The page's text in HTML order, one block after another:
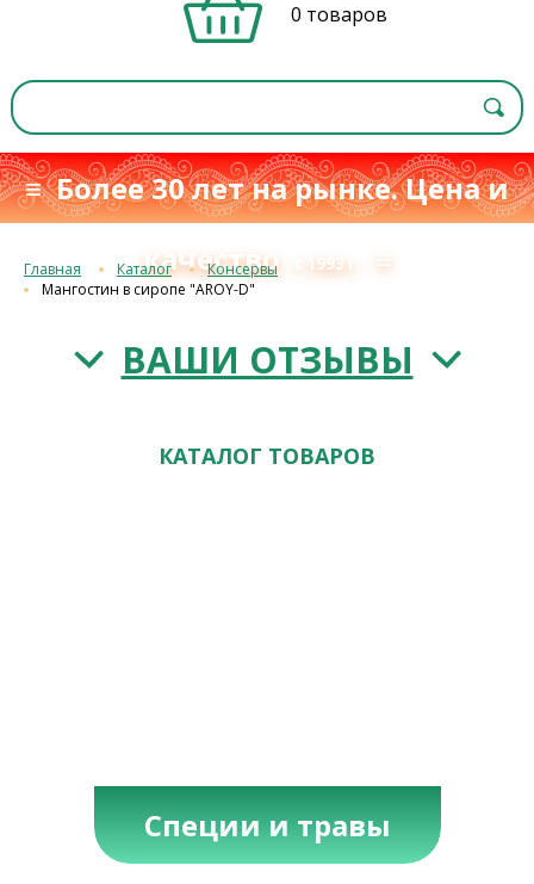
0 товаров
≡ Более 30 лет на рынке. Цена и
качество
с 1993 г. ≡
Главная Каталог
Консервы
Мангостин в сиропе "AROY-D"
ВАШИ ОТЗЫВЫ
КАТАЛОГ ТОВАРОВ
Специи и травы